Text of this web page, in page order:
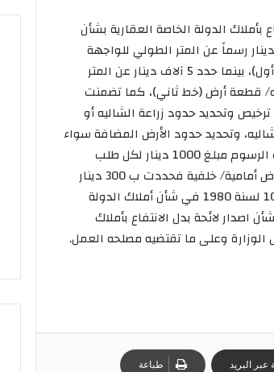
بأملاك الدولة الخاصة العقارية بشأن
وقطع الأراضي حيث حدّد القرار 10 آلاف دينار رسماً عن المتر الطولي للواجهة
البحرية مقابل التنازل عن حق استغلال شاليه/ قطعة أرض (خط أول)، بينما حدد 5 آلاف دينار عن المتر
قطعة أرض (خط ثاني)، كما تضمنت
أو ترخيص وتحديد حدود زراعة الشاليه أو
وتحديد حدود الأرض المضافة سواء
أمامية أو خلفية، وطلب دمج شاليهات أو قطع أراضٍ، وتضمنت الرسوم مبلغ 1000 دينار لكل طلب
ترخيص وتحديد موقع خيمة ربيعية مؤقتة – شاليه، أما إضافة أرض أمامية/ خلفية فحددت ب 300 دينار
لكل متر مربع. وجاء القرار بعد الإطلاع على المرسوم بقانون 105 لسنة 1980 في شأن أملاك الدولة
المعدلة له، وقرار وزير المالية رقم 40 لسنة 2016 بشأن اصدار لائحة بدل الانتفاع بأملاك
وعلى ما تقتضيه مصلحه العمل.
البريد طباعة
على ارتفاع المؤشر العام 14ر23
مدرب
بايرن
يتحدث
عن
“جنون
برشلونة”:
من
أين
يأتون
بالمال؟
مدرب بايرن يتحدث عن “جنون
برشلونة”: من أين يأتون بالمال؟